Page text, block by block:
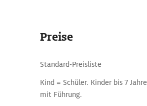
Preise
Standard-Preisliste
Kind = Schüler. Kinder bis 7
mit Führung.